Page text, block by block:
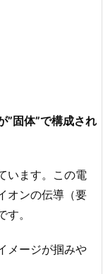
”固体”で構成され
います。この電
オンの伝導（要
。
メージが掴みや